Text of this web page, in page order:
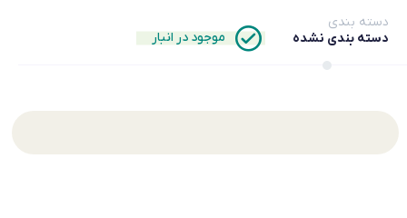
موجود در انبار
دسته بندی
دسته بندی نشده